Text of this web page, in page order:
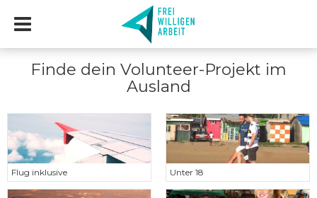
Finde dein Volunteer-Projekt im
Ausland
Flug inklusive Unter 18